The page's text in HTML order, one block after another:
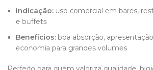
Indicação: uso comercial em bares,
e buffets
Benefícios: boa absorção,
economia para grandes volumes